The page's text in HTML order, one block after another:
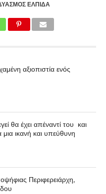
ΕΛΠΙΔΑ
αξιοπιστία ενός
θα έχει απέναντί του και
μια ικανή και υπεύθυνη
Περιφερειάρχη,